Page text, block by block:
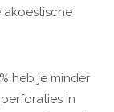
akoestische
heb je minder
in